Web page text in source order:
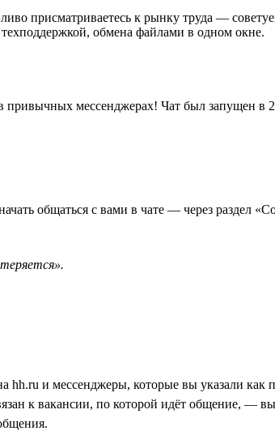
присматриваетесь к рынку труда —
обмена файлами в одном окне.
мессенджерах! Чат был запущен в
общаться с вами в чате — через раздел
и мессенджеры, которые вы указали как
к вакансии, по которой идёт общение, —